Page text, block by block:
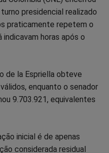
no
no
no
presidencial realizado
praticamente repetem o
horas após o
de la Espriella obteve
enquanto o senador
9.703.921, equivalentes
inicial é de apenas
considerada residual